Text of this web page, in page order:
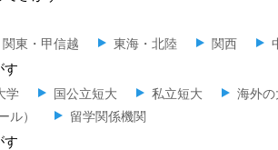
関東・甲信越 東海・北陸 関西
す
学 国公立短大 私立短大 海外の
ル）
留学関係機関
す